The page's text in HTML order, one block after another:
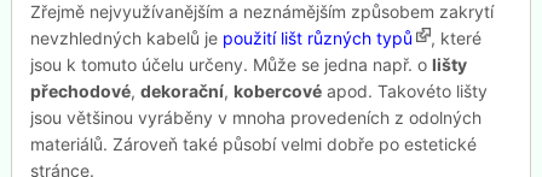
Zřejmě nejvyužívanějším a neznámějším způsobem zakrytí
nevzhledných kabelů je použití lišt různých typů
, které
jsou k tomuto účelu určeny. Může se jedna např. o lišty
přechodové, dekorační, kobercovéapod. Takovéto lišty
jsou většinou vyráběny v mnoha provedeních z odolných
materiálů. Zároveň také působí velmi dobře po estetické
stránce.